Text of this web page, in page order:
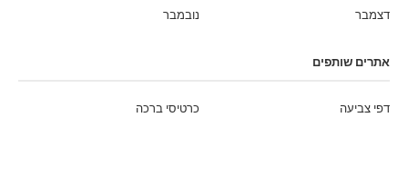
נובמבר
דצמבר
אתרים שותפים
כרטיסי ברכה דפי צביעה